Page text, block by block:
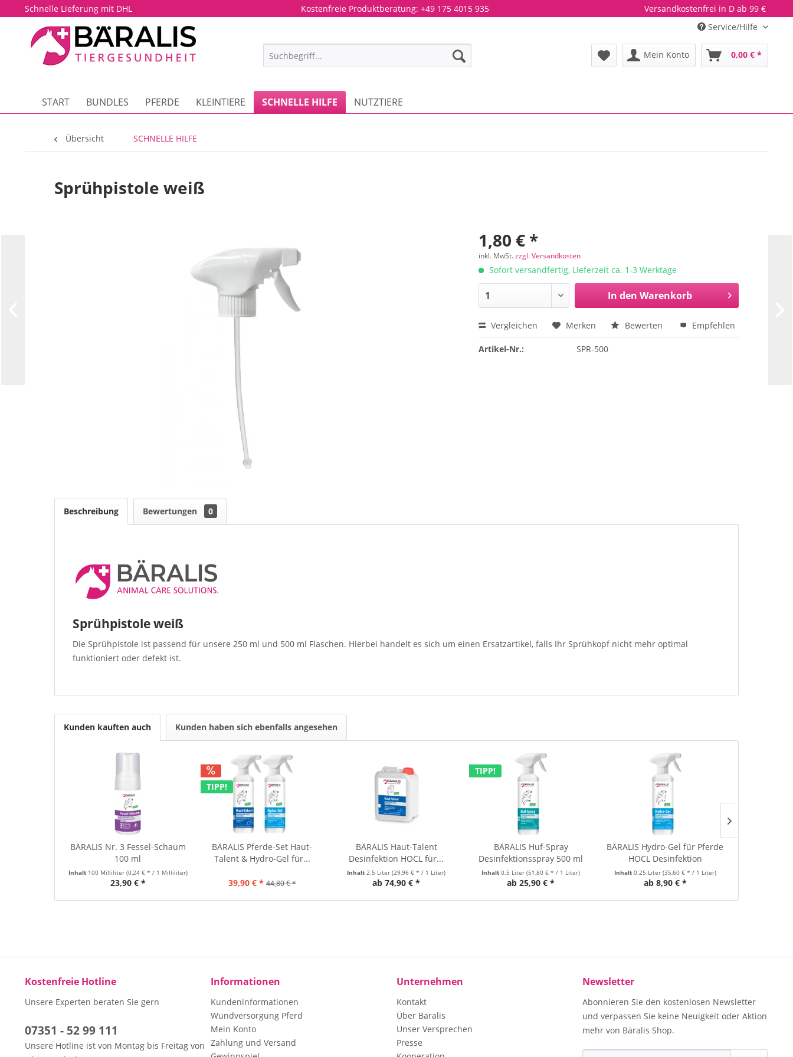
Schnelle Lieferung mit DHL Kostenfreie Produktberatung:+49 175 4015 935
Versandkostenfrei in D ab 99 €
Service/Hilfe
Mein Konto 0,00 € *
START BUNDLES PFERDE KLEINTIERE SCHNELLE HILFE NUTZTIERE
Übersicht SCHNELLE HILFE
Sprühpistole weiß
1,80 € *
inkl. MwSt.zzgl. Versandkosten
Sofort versandfertig, Lieferzeit ca. 1-3 Werktage
In den Warenkorb
Vergleichen Merken Bewerten Empfehlen
Artikel-Nr.: SPR-500
Beschreibung Bewertungen 0
Sprühpistole weiß
Die Sprühpistole ist passend für unsere 250 ml und 500 ml Flaschen. Hierbei handelt es sich um einen Ersatzartikel, falls Ihr Sprühkopf nicht mehr optimal
funktioniert oder defekt ist.
Kunden kauften auch Kunden haben sich ebenfalls angesehen
BÄRALIS Nr. 3 Fessel-Schaum
100 ml
Inhalt 100 Milliliter (0,24 € * / 1 Milliliter)
23,90 € *
TIPP!
BÄRALIS Pferde-Set Haut-
Talent & Hydro-Gel für...
39,90 € * 44,80 € *
BÄRALIS Haut-Talent
Desinfektion HOCL für...
Inhalt2.5 Liter(29,96 € * / 1 Liter)
ab 74,90 € *
TIPP!
BÄRALIS Huf-Spray
Desinfektionsspray 500 ml
Inhalt0.5 Liter(51,80 € * / 1 Liter)
ab 25,90 € *
BÄRALIS Hydro-Gel für Pferde
HOCL Desinfektion
Inhalt 0.25 Liter (35,60 € * / 1 Liter)
ab 8,90 € *
Kostenfreie Hotline
Unsere Experten beraten Sie gern
07351 - 52 99 111
Unsere Hotline ist von Montag bis Freitag von
Informationen
Kundeninformationen
Wundversorgung Pferd
Mein Konto
Zahlung und Versand
Unternehmen
Kontakt
Über Bäralis
Unser Versprechen
Presse
Newsletter
Abonnieren Sie den kostenlosen Newsletter
und verpassen Sie keine Neuigkeit oder Aktion
mehr von Bäralis Shop.